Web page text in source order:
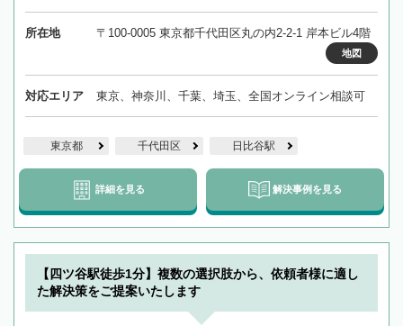
所在地 〒100-0005 東京都千代田区丸の内2-2-1 岸本ビル4階
地図
対応エリア 東京、神奈川、千葉、埼玉、全国オンライン相談可
東京都 千代田区 日比谷駅
詳細を見る 解決事例を見る
【四ツ谷駅徒歩1分】複数の選択肢から、依頼者様に適し
た解決策をご提案いたします